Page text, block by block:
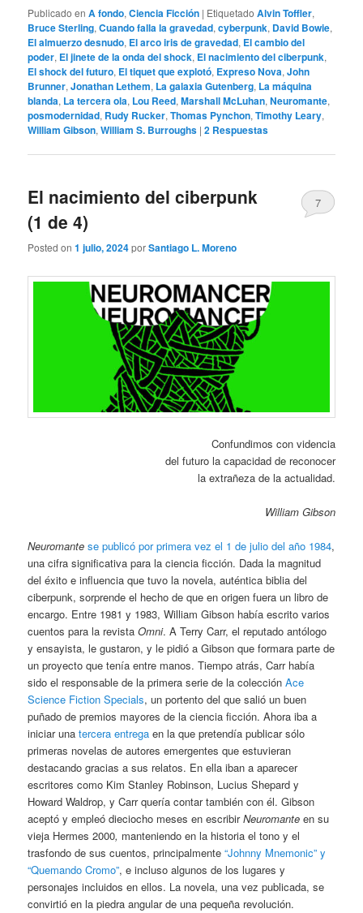
Publicado en A fondo,Ciencia Ficción | Etiquetado Alvin Toffler,
Bruce Sterling,Cuando falla la gravedad,cyberpunk, David Bowie,
El almuerzo desnudo, El arco iris de gravedad, El cambio del
poder, El jinete de la onda del shock, El nacimiento del ciberpunk,
El shock del futuro, El tiquet que explotó, Expreso Nova,John
Brunner,Jonathan Lethem, La galaxia Gutenberg, La máquina
blanda, La tercera ola, Lou Reed,Marshall McLuhan,Neuromante,
posmodernidad, Rudy Rucker,Thomas Pynchon,Timothy Leary,
William Gibson,William S. Burroughs |2 Respuestas
El nacimiento del ciberpunk
(1 de 4)
Posted on1 julio, 2024porSantiago L. Moreno
7
Confundimos con videncia
del futuro la capacidad de reconocer
la extrañeza de la actualidad.
William Gibson
Neuromante se publicó por primera vez el 1 de julio del año 1984,
una cifra significativa para la ciencia ficción. Dada la magnitud
del éxito e influencia que tuvo la novela, auténtica biblia del
ciberpunk, sorprende el hecho de que en origen fuera un libro de
encargo. Entre 1981 y 1983, William Gibson había escrito varios
cuentos para la revistaOmni. A Terry Carr, el reputado antólogo
y ensayista, le gustaron, y le pidió a Gibson que formara parte de
un proyecto que tenía entre manos. Tiempo atrás, Carr había
sido el responsable de la primera serie de la colecciónAce
Science Fiction Specials, un portento del que salió un buen
puñado de premios mayores de la ciencia ficción. Ahora iba a
iniciar unatercera entrega en la que pretendía publicar sólo
primeras novelas de autores emergentes que estuvieran
destacando gracias a sus relatos. En ella iban a aparecer
escritores como Kim Stanley Robinson, Lucius Shepard y
Howard Waldrop, y Carr quería contar también con él. Gibson
aceptó y empleó dieciocho meses en escribirNeuromanteen su
vieja Hermes 2000, manteniendo en la historia el tono y el
trasfondo de sus cuentos, principalmente“Johnny Mnemonic” y
“Quemando Cromo”, e incluso algunos de los lugares y
personajes incluidos en ellos. La novela, una vez publicada, se
convirtió en la piedra angular de una pequeña revolución.